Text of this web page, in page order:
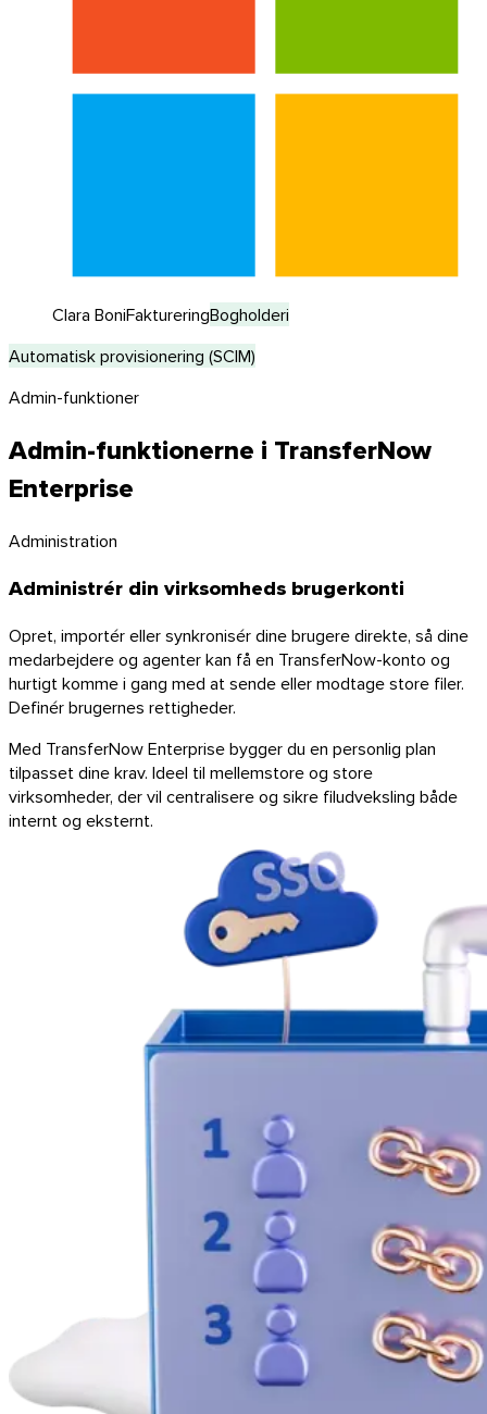
Clara BoniFaktureringBogholderi
Automatisk provisionering (SCIM)
Admin-funktioner
Admin-funktionerne i TransferNow
Enterprise
Administration
Administrér din virksomheds brugerkonti
Opret, importér eller synkronisér dine brugere direkte, så dine
medarbejdere og agenter kan få en TransferNow-konto og
hurtigt komme i gang med at sende eller modtage store filer.
Definér brugernes rettigheder.
Med TransferNow Enterprise bygger du en personlig plan
tilpasset dine krav. Ideel til mellemstore og store
virksomheder, der vil centralisere og sikre filudveksling både
internt og eksternt.